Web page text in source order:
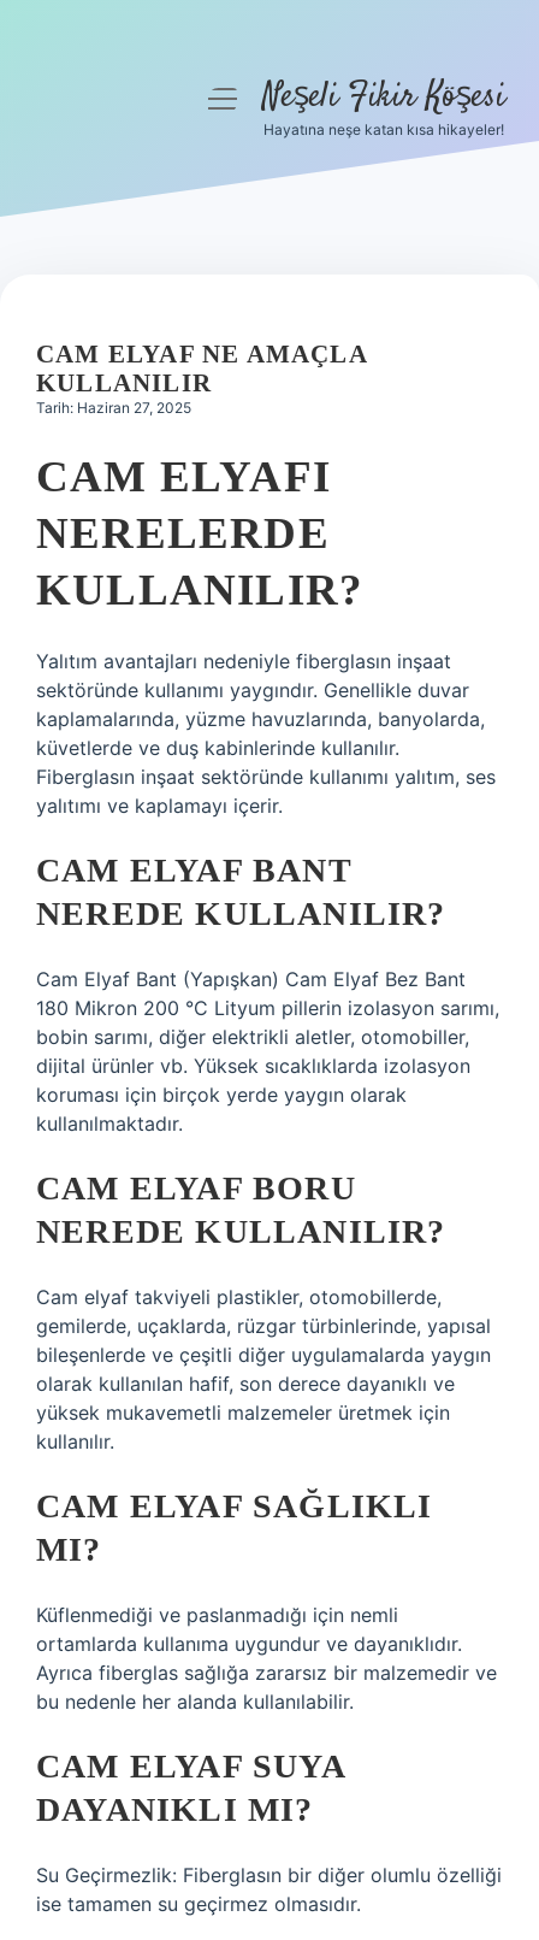
Hakkımızda
menüyüNeşeli Fikir Köşesi
Hayatına neşe katan kısa hikayeler!
CAM ELYAF NE AMAÇLA
KULLANILIR
Tarih: Haziran 27, 2025
CAM ELYAFI
NERELERDE
KULLANILIR?
Yalıtım avantajları nedeniyle fiberglasın inşaat
sektöründe kullanımı yaygındır. Genellikle duvar
kaplamalarında, yüzme havuzlarında, banyolarda,
küvetlerde ve duş kabinlerinde kullanılır.
Fiberglasın inşaat sektöründe kullanımı yalıtım, ses
yalıtımı ve kaplamayı içerir.
CAM ELYAF BANT
NEREDE KULLANILIR?
Cam Elyaf Bant (Yapışkan) Cam Elyaf Bez Bant
180 Mikron 200 °C Lityum pillerin izolasyon sarımı,
bobin sarımı, diğer elektrikli aletler, otomobiller,
dijital ürünler vb. Yüksek sıcaklıklarda izolasyon
koruması için birçok yerde yaygın olarak
kullanılmaktadır.
CAM ELYAF BORU
NEREDE KULLANILIR?
Cam elyaf takviyeli plastikler, otomobillerde,
gemilerde, uçaklarda, rüzgar türbinlerinde, yapısal
bileşenlerde ve çeşitli diğer uygulamalarda yaygın
olarak kullanılan hafif, son derece dayanıklı ve
yüksek mukavemetli malzemeler üretmek için
kullanılır.
CAM ELYAF SAĞLIKLI
MI?
Küflenmediği ve paslanmadığı için nemli
ortamlarda kullanıma uygundur ve dayanıklıdır.
Ayrıca fiberglas sağlığa zararsız bir malzemedir ve
bu nedenle her alanda kullanılabilir.
CAM ELYAF SUYA
DAYANIKLI MI?
Su Geçirmezlik: Fiberglasın bir diğer olumlu özelliği
ise tamamen su geçirmez olmasıdır.